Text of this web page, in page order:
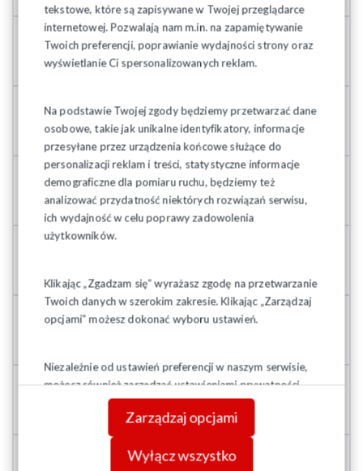
tekstowe, które są zapisywane w Twojej przeglądarce
internetowej. Pozwalają nam m.in. na zapamiętywanie
Twoich preferencji, poprawianie wydajności strony oraz
wyświetlanie Ci spersonalizowanych reklam.
Na podstawie Twojej zgody będziemy przetwarzać dane
osobowe, takie jak unikalne identyfikatory, informacje
przesyłane przez urządzenia końcowe służące do
personalizacji reklam i treści, statystyczne informacje
demograficzne dla pomiaru ruchu, będziemy też
analizować przydatność niektórych rozwiązań serwisu,
ich wydajność w celu poprawy zadowolenia
użytkowników.
Klikając „Zgadzam się” wyrażasz zgodę na przetwarzanie
Twoich danych w szerokim zakresie. Klikając „Zarządzaj
opcjami” możesz dokonać wyboru ustawień.
Niezależnie od ustawień preferencji w naszym serwisie,
możesz również zarządzać ustawieniami prywatności
swojej przeglądarki. Więcej informacji o przetwarzaniu
danych znajdziesz wPolityce prywatności.
Zarządzaj opcjami
Wyłącz wszystko
Międzyregionalna Podlaska Sekcja Pożarnictwa
Maciej Łozowski
604 469 992
519 544 604